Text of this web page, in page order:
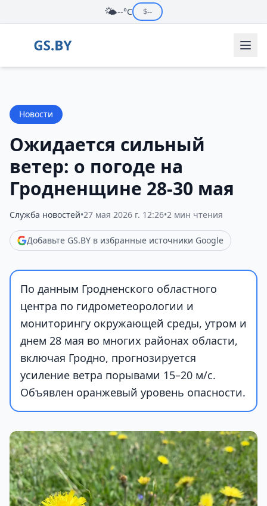
🌤️--°C $--
Новости
Ожидается сильный
ветер: о погоде на
Гродненщине 28-30 мая
Служба новостей•27 мая 2026 г. 12:26•2 мин чтения
Добавьте GS.BY в избранные источники Google
По данным Гродненского областного
центра по гидрометеорологии и
мониторингу окружающей среды, утром и
днем 28 мая во многих районах области,
включая Гродно, прогнозируется
усиление ветра порывами 15–20 м/с.
Объявлен оранжевый уровень опасности.